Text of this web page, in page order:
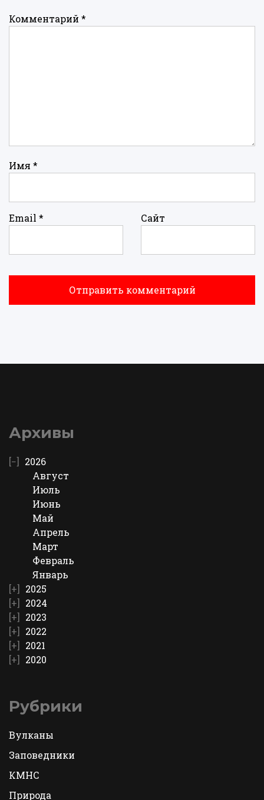
Комментарий *
Имя *
Email * Сайт
Архивы
2026
Август
Июль
Июнь
Май
Апрель
Март
Февраль
Январь
2025
2024
2023
2022
2021
2020
Рубрики
Вулканы
Заповедники
КМНС
Природа